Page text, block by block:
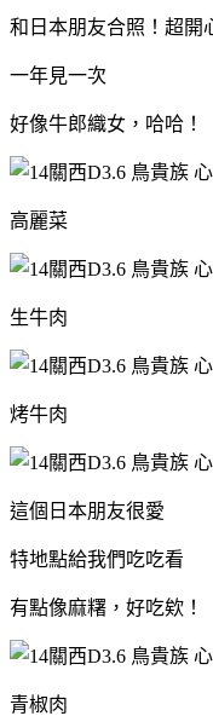
和日本朋友合照！超開
一年見一次
好像牛郎織女，哈哈！
高麗菜
生牛肉
烤牛肉
這個日本朋友很愛
特地點給我們吃吃看
有點像麻糬，好吃欸！
青椒肉